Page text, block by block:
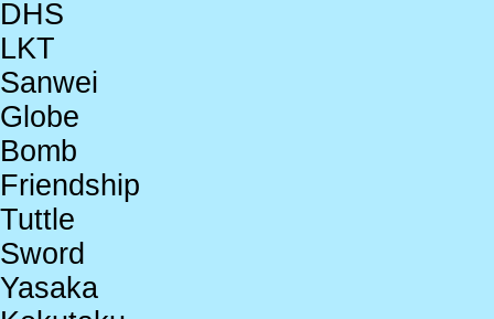
DHS
LKT
Sanwei
Globe
Bomb
Friendship
Tuttle
Sword
Yasaka